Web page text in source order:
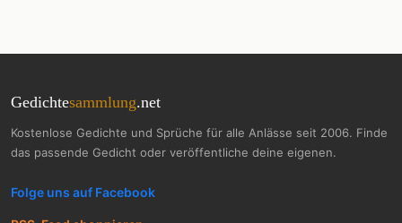
Gedichtesammlung.net
Kostenlose Gedichte und Sprüche für alle Anlässe seit 2006. Finde
das passende Gedicht oder veröffentliche deine eigenen.
Folge uns auf Facebook